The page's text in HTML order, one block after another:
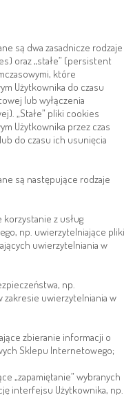
są dwa zasadnicze rodzaje
oraz „stałe” (persistent
które
Użytkownika do czasu
lub wyłączenia
„Stałe” pliki cookies
Użytkownika przez czas
do czasu ich usunięcia
są następujące rodzaje
z usług
np. uwierzytelniające pliki
uwierzytelniania w
np.
zakresie uwierzytelniania w
zbieranie informacji o
Sklepu Internetowego;
„zapamiętanie” wybranych
interfejsu Użytkownika, np.